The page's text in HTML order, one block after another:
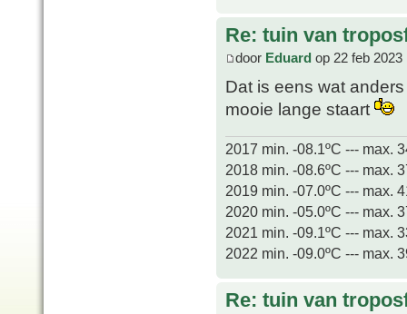
Re: tuin van
door Eduard op 22 feb 2023
Dat is eens wat
mooie lange staart
2017 min. -08.1ºC --- max.
2018 min. -08.6ºC --- max.
2019 min. -07.0ºC --- max.
2020 min. -05.0ºC --- max.
2021 min. -09.1ºC --- max.
2022 min. -09.0ºC --- max.
Re: tuin van